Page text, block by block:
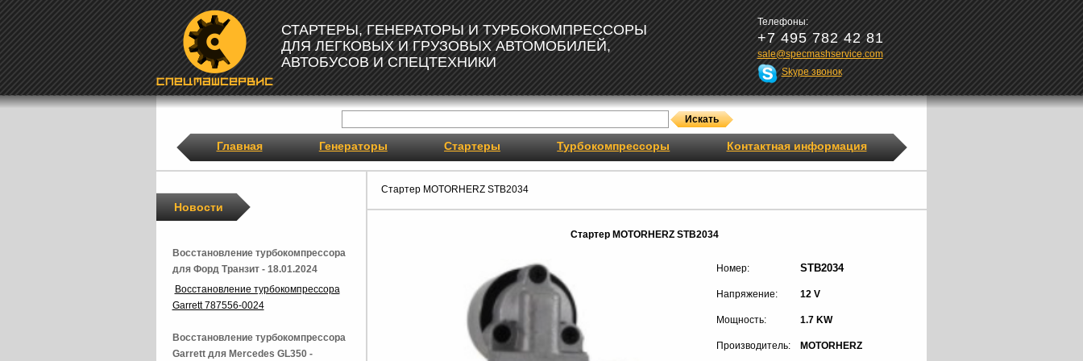
СТАРТЕРЫ, ГЕНЕРАТОРЫ И ТУРБОКОМПРЕССОРЫ
ДЛЯ ЛЕГКОВЫХ И ГРУЗОВЫХ АВТОМОБИЛЕЙ,
АВТОБУСОВ И СПЕЦТЕХНИКИ
Телефоны:
+7 495 782 42 81
sale@specmashservice.com
Skype звонок
Главная Генераторы Стартеры Турбокомпрессоры Контактная информация
Стартер MOTORHERZ STB2034
Стартер MOTORHERZ STB2034
Номер: STB2034
Напряжение: 12 V
Мощность: 1.7 KW
Производитель: MOTORHERZ
Новости
Восстановление турбокомпрессора
для Форд Транзит - 18.01.2024
Восстановление турбокомпрессора
Garrett 787556-0024
Восстановление турбокомпрессора
Garrett для Mercedes GL350 -